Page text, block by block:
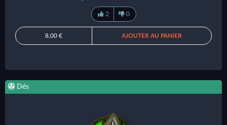
2 0
8,00 € AJOUTER AU PANIER
Dés